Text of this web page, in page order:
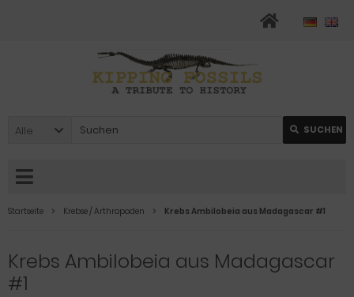
Alle SUCHEN
Startseite Krebse / Arthropoden Krebs Ambilobeia aus Madagascar #1
Krebs Ambilobeia aus Madagascar
#1